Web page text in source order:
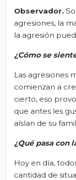
Observador.
agresiones, la
la agresión
¿Cómo se
Las agresiones
comienzan a
cierto, eso
que antes les
aíslan de su
¿Qué pasa con
Hoy en día,
cantidad de